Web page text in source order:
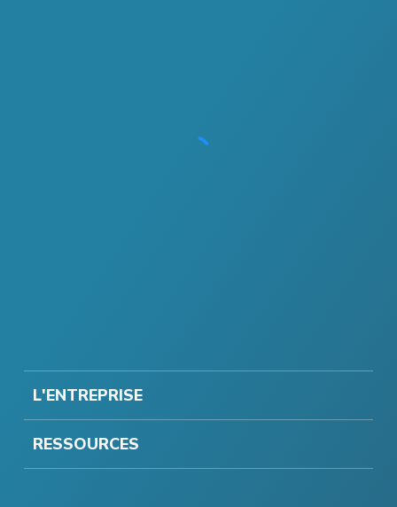
L'ENTREPRISE
RESSOURCES